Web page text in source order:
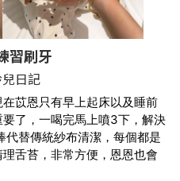
習刷牙
日記
苡恩只有早上起床以及睡前
了，一喝完馬上噴3下，解決
替傳統紗布清潔，每個都是
舌苔，非常方便，恩恩也會